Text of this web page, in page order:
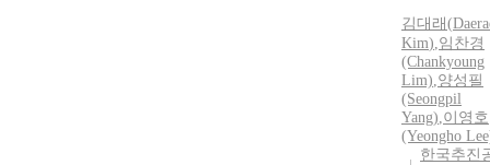
김대래 (
Kim),임찬경
(Chankyoung
Lim),양성필
(Seongpil
Yang),이영호
(Yeongho
한국추진